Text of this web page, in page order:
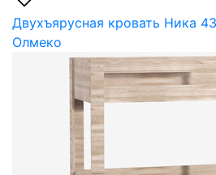
Двухъярусная кровать Ника
Олмеко